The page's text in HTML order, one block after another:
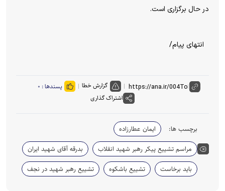
در حال برگزاری است.
انتهای پیام/
گزارش خطا پسندها : ۰
اشتراک گذاری
برچسب ها:
ایمان عطارزاده
مراسم تشییع پیکر رهبر شهید انقلاب
بدرقه آقای شهید ایران
باید برخاست
تشییع باشکوه تشییع رهبر شهید در نجف